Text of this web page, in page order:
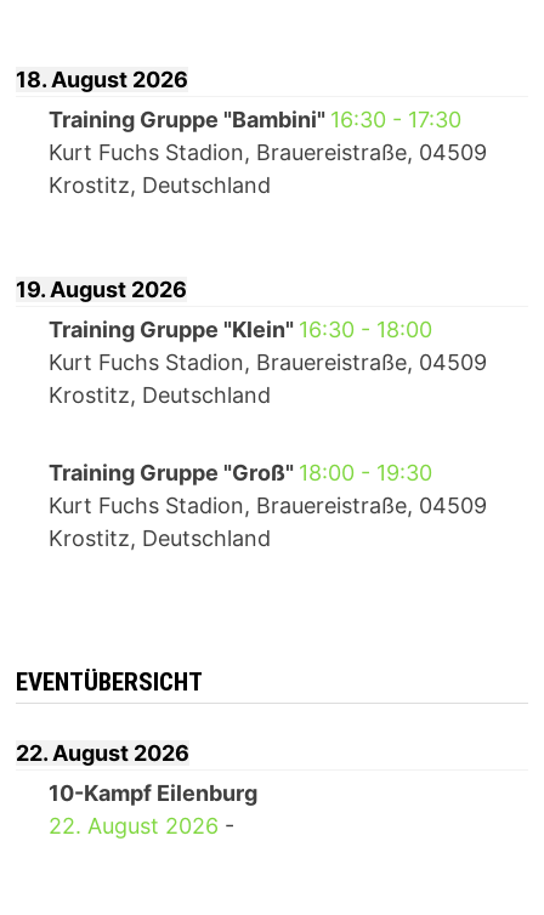
18. August 2026
Training Gruppe "Bambini" 16:30- 17:30
Kurt Fuchs Stadion, Brauereistraße, 04509
Krostitz, Deutschland
19. August 2026
Training Gruppe "Klein" 16:30- 18:00
Kurt Fuchs Stadion, Brauereistraße, 04509
Krostitz, Deutschland
Training Gruppe "Groß" 18:00- 19:30
Kurt Fuchs Stadion, Brauereistraße, 04509
Krostitz, Deutschland
EVENTÜBERSICHT
22. August 2026
10-Kampf Eilenburg
22. August 2026 -